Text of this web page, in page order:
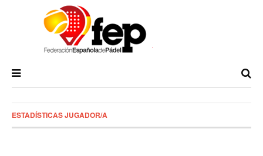
ESTADÍSTICAS JUGADOR/A